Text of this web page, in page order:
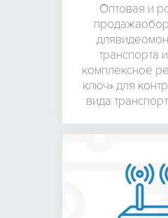
Оптовая и
продажа
для
транспорта
комплексное
ключ» для
вида